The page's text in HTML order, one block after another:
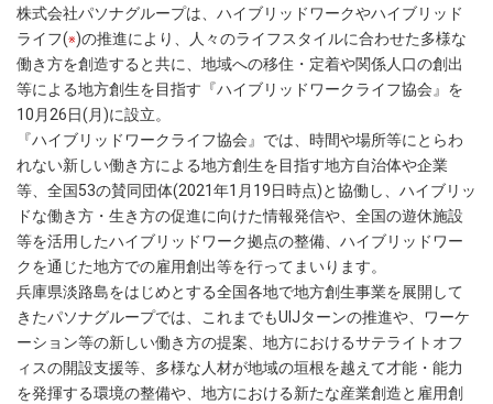
株式会社パソナグループは、ハイブリッドワークやハイブリッド
ライフ(※)の推進により、人々のライフスタイルに合わせた多様な
働き方を創造すると共に、地域への移住・定着や関係人口の創出
等による地方創生を目指す『ハイブリッドワークライフ協会』を
10月26日(月)に設立。
『ハイブリッドワークライフ協会』では、時間や場所等にとらわ
れない新しい働き方による地方創生を目指す地方自治体や企業
等、全国53の賛同団体(2021年1月19日時点)と協働し、ハイブリッ
ドな働き方・生き方の促進に向けた情報発信や、全国の遊休施設
等を活用したハイブリッドワーク拠点の整備、ハイブリッドワー
クを通じた地方での雇用創出等を行ってまいります。
兵庫県淡路島をはじめとする全国各地で地方創生事業を展開して
きたパソナグループでは、これまでもUIJターンの推進や、ワーケ
ーション等の新しい働き方の提案、地方におけるサテライトオフ
ィスの開設支援等、多様な人材が地域の垣根を越えて才能・能力
を発揮する環境の整備や、地方における新たな産業創造と雇用創